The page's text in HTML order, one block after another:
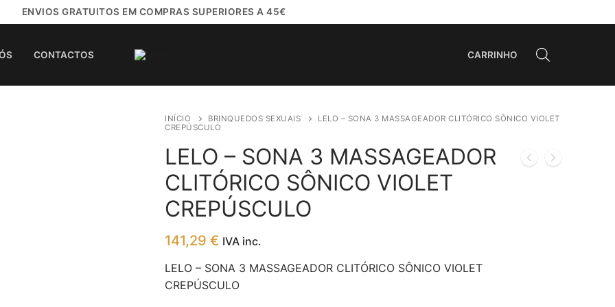
ENVIOS GRATUITOS EM COMPRAS SUPERIORES A 45€
CONTACTOS CARRINHO
INÍCIO BRINQUEDOS SEXUAIS
LELO – SONA 3 MASSAGEADOR CLITÓRICO SÔNICO VIOLET
CREPÚSCULO
LELO – SONA 3 MASSAGEADOR
CLITÓRICO SÔNICO VIOLET
CREPÚSCULO
141,29 € IVA inc.
LELO – SONA 3 MASSAGEADOR CLITÓRICO SÔNICO VIOLET
CREPÚSCULO